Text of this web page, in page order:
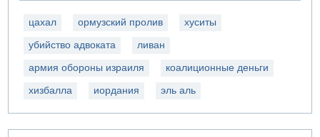
цахал ормузский пролив хуситы
убийство адвоката ливан
армия обороны израиля коалиционные деньги
хизбалла иордания эль аль